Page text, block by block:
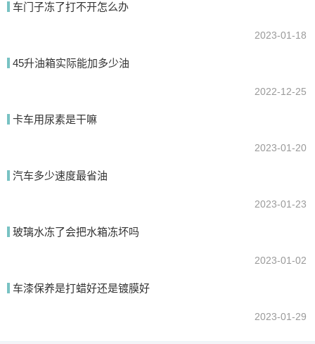
车门子冻了打不开怎么办
2023-01-18
45升油箱实际能加多少油
2022-12-25
卡车用尿素是干嘛
2023-01-20
汽车多少速度最省油
2023-01-23
玻璃水冻了会把水箱冻坏吗
2023-01-02
车漆保养是打蜡好还是镀膜好
2023-01-29